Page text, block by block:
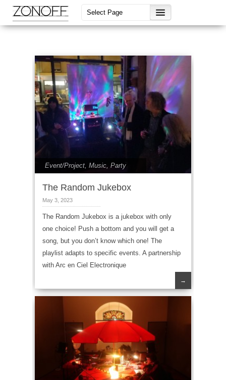
Event/Project Music Party
The Random Jukebox
May 3, 2023
The Random Jukebox is a jukebox with only
one choice! Push a bottom and you will get a
song, but you don’t know which one! The
playlist adapts to specific events. A partnership
with Arc en Ciel Electronique
→